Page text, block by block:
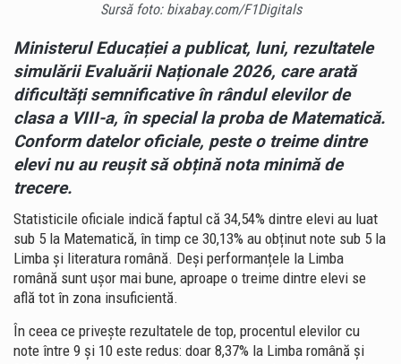
LA
Sursă foto: bixabay.com/F1Digitals
Ministerul Educației a publicat, luni, rezultatele
simulării Evaluării Naționale 2026, care arată
dificultăți semnificative în rândul elevilor de
clasa a VIII-a, în special la proba de Matematică.
Conform datelor oficiale, peste o treime dintre
elevi nu au reușit să obțină nota minimă de
trecere.
Statisticile oficiale indică faptul că 34,54% dintre elevi au luat
sub 5 la Matematică, în timp ce 30,13% au obținut note sub 5 la
Limba și literatura română. Deși performanțele la Limba
română sunt ușor mai bune, aproape o treime dintre elevi se
află tot în zona insuficientă.
În ceea ce privește rezultatele de top, procentul elevilor cu
note între 9 și 10 este redus: doar 8,37% la Limba română și